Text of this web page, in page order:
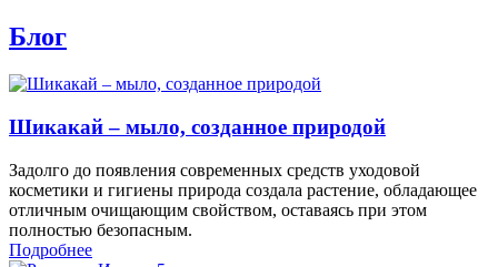
Блог
Шикакай – мыло, созданное природой
Задолго до появления современных средств уходовой
косметики и гигиены природа создала растение, обладающее
отличным очищающим свойством, оставаясь при этом
полностью безопасным.
Подробнее